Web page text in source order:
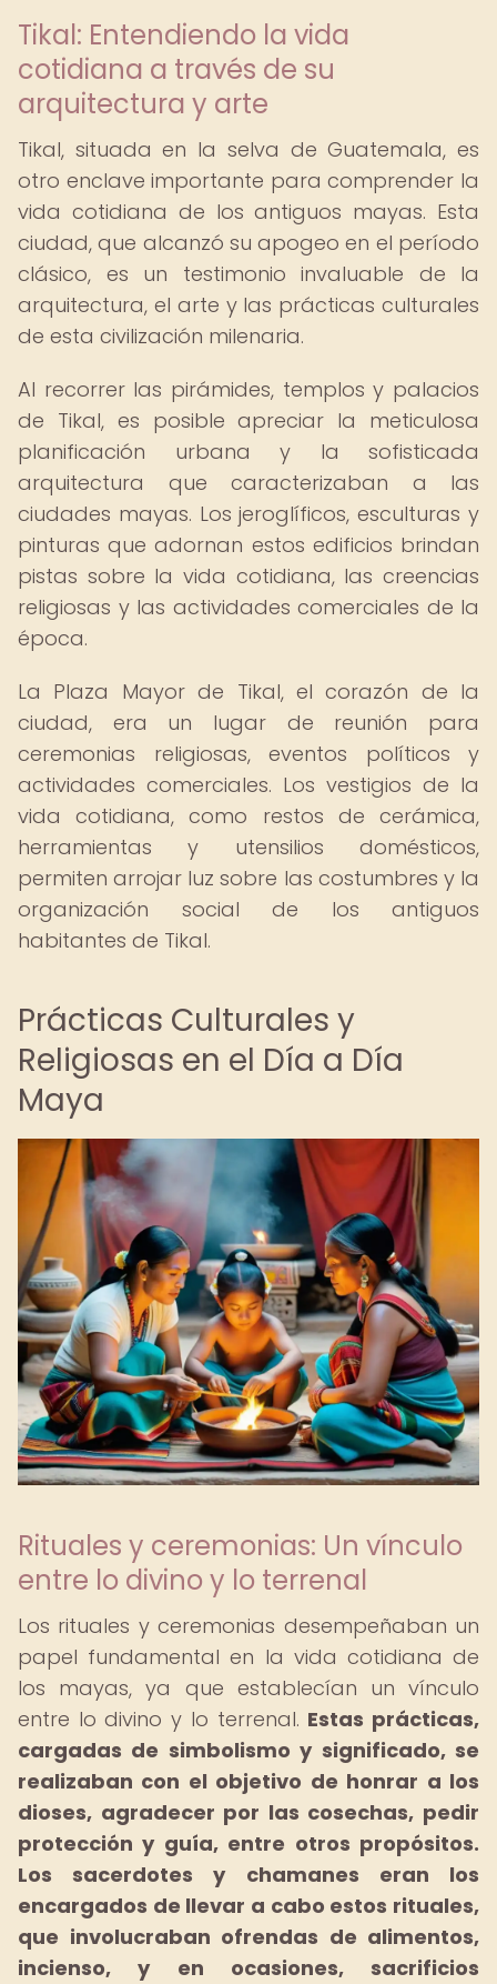
Tikal: Entendiendo la vida
cotidiana a través de su
arquitectura y arte
Tikal, situada en la selva de Guatemala, es
otro enclave importante para comprender la
vida cotidiana de los antiguos mayas. Esta
ciudad, que alcanzó su apogeo en el período
clásico, es un testimonio invaluable de la
arquitectura, el arte y las prácticas culturales
de esta civilización milenaria.
Al recorrer las pirámides, templos y palacios
de Tikal, es posible apreciar la meticulosa
planificación urbana y la sofisticada
arquitectura que caracterizaban a las
ciudades mayas. Los jeroglíficos, esculturas y
pinturas que adornan estos edificios brindan
pistas sobre la vida cotidiana, las creencias
religiosas y las actividades comerciales de la
época.
La Plaza Mayor de Tikal, el corazón de la
ciudad, era un lugar de reunión para
ceremonias religiosas, eventos políticos y
actividades comerciales. Los vestigios de la
vida cotidiana, como restos de cerámica,
herramientas y utensilios domésticos,
permiten arrojar luz sobre las costumbres y la
organización social de los antiguos
habitantes de Tikal.
Prácticas Culturales y
Religiosas en el Día a Día
Maya
Rituales y ceremonias: Un vínculo
entre lo divino y lo terrenal
Los rituales y ceremonias desempeñaban un
papel fundamental en la vida cotidiana de
los mayas, ya que establecían un vínculo
entre lo divino y lo terrenal. Estas prácticas,
cargadas de simbolismo y significado, se
realizaban con el objetivo de honrar a los
dioses, agradecer por las cosechas, pedir
protección y guía, entre otros propósitos.
Los sacerdotes y chamanes eran los
encargados de llevar a cabo estos rituales,
que involucraban ofrendas de alimentos,
incienso, y en ocasiones, sacrificios